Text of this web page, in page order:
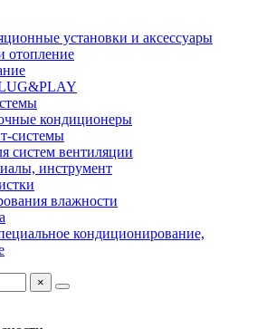
установки и аксессуары
отопление
кондиционеры
системы
систем вентиляции
инструмент
влажности
кондиционирование,
×